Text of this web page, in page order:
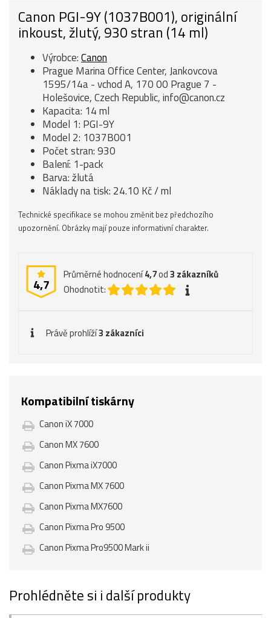
Canon PGI-9Y (1037B001), originální
inkoust, žlutý, 930 stran (14 ml)
Výrobce:Canon
Prague Marina Office Center, Jankovcova
1595/14a - vchod A, 170 00 Prague 7 -
Holešovice, Czech Republic, info@canon.cz
Kapacita: 14 ml
Model 1: PGI-9Y
Model 2: 1037B001
Počet stran: 930
Balení: 1-pack
Barva: žlutá
Náklady na tisk: 24.10 Kč / ml
Technické specifikace se mohou změnit bez předchozího
upozornění. Obrázky mají pouze informativní charakter.
4,7
Průměrné hodnocení4,7od3 zákazníků
Ohodnotit:
Právě prohlíží3 zákazníci
Kompatibilní tiskárny
Canon iX 7000
Canon MX 7600
Canon Pixma iX7000
Canon Pixma MX 7600
Canon Pixma MX7600
Canon Pixma Pro 9500
Canon Pixma Pro9500 Mark ii
Prohlédněte si i další produkty